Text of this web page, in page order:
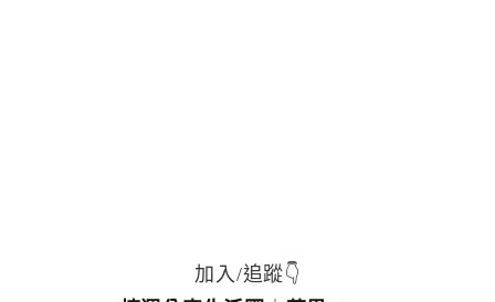
加入/追蹤👇